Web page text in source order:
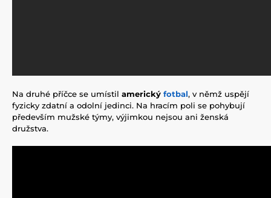
Na druhé příčce se umístil americký fotbal, v němž uspějí
fyzicky zdatní a odolní jedinci. Na hracím poli se pohybují
především mužské týmy, výjimkou nejsou ani ženská
družstva.